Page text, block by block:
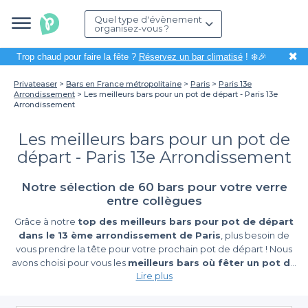
Quel type d'évènement
organisez-vous ?
Trop chaud pour faire la fête ? Réservez un bar climatisé! ❄️🎉 ✖
Privateaser Bars en France métropolitaine Paris
Paris 13e
Arrondissement
Les meilleurs bars pour un pot de départ - Paris 13e
Arrondissement
Les meilleurs bars pour un pot de
départ - Paris 13e Arrondissement
Notre sélection de 60 bars pour votre verre
entre collègues
Grâce à notre top des meilleurs bars pour pot de départ
dans le 13 ème arrondissement de Paris , plus besoin de
vous prendre la tête pour votre prochain pot de départ ! Nous
avons choisi pour vous les meilleurs bars où fêter un pot de
départ dans le 13 ème arrondissement de Paris
rechercher pendant des heures. Cette page sera votre
Lire plus